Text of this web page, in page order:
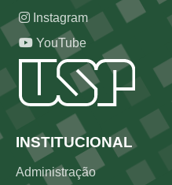
Instagram
YouTube
Rodapé
INSTITUCIONAL
Administração